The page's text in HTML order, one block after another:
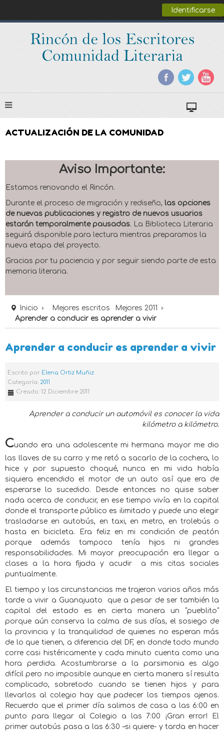
Identificarse
ACTUALIZACIÓN DE LA COMUNIDAD
Aviso Importante:
Estamos renovando el Rincón.
Durante el proceso de migración y rediseño, las opciones
de nuevas publicaciones y registro de nuevos usuarios
estarán temporalmente pausadas. La Biblioteca Literaria
seguirá disponible para lectura mientras preparamos la
nueva etapa del proyecto.
Gracias por tu paciencia y por seguir siendo parte de esta
memoria literaria.
Inicio Mejores escritos
Mejores 2011
Aprender a conducir es aprender a vivir
Aprender a conducir es aprender a vivir
Escrito por Elena Ortiz Muñiz
Categoría: 2011
Creado: 12 Diciembre 2011
Aprender a conducir un automóvil es conocer la vida
kilómetro a kilómetro.
Cuando era una adolescente mi hermana mayor me dio
las llaves de su carro y me retó a sacarlo de la cochera, lo
hice y por supuesto choqué, nunca en mi vida había
siquiera encendido el motor de un auto así que era de
esperarse lo sucedido. Desde entonces no quise saber
nada acerca de conducir, en ese tiempo vivía en la capital
donde el transporte público es ilimitado y puede uno elegir
trasladarse en autobús, en taxi, en metro, en trolebús o
hasta en bicicleta. Era feliz en mi condición de peatón
porque además tampoco tenía hijos ni grandes
responsabilidades. Mi mayor preocupación era llegar a
clases a la hora fijada y acudir
a mis citas sociales
puntualmente.
El tiempo y las circunstancias me trajeron varios años más
tarde a vivir a Guanajuato
que a pesar de ser también la
capital del estado es en cierta manera un “pueblito”
porque aún conserva la calma de sus días, el sosiego de
la provincia y la tranquilidad de quienes no esperan más
de lo que tienen, a diferencia del DF, en donde todo mundo
corre casi histéricamente y cada minuto cuenta como una
hora perdida. Acostumbrarse a la parsimonia es algo
difícil pero no imposible aunque en cierta manera sí resulta
complicado, sobretodo cuando se tienen hijos y para
llevarlos al colegio hay que padecer los tiempos ajenos.
Recuerdo que el primer día salimos de casa a las 6:00 en
punto para llegar al Colegio a las 7:00 ¡Gran error! El
primer autobús pasa a las 6:30 –si quiere- y tarda en hacer